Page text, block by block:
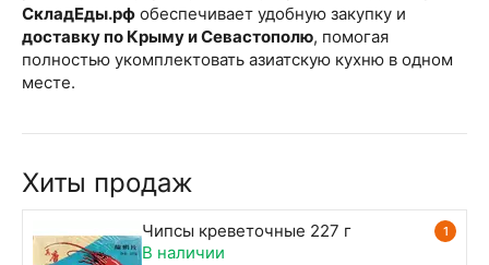
СкладЕды.рф обеспечивает удобную закупку и
доставку по Крыму и Севастополю, помогая
полностью укомплектовать азиатскую кухню в одном
месте.
Хиты продаж
1
Чипсы креветочные 227 г
В наличии